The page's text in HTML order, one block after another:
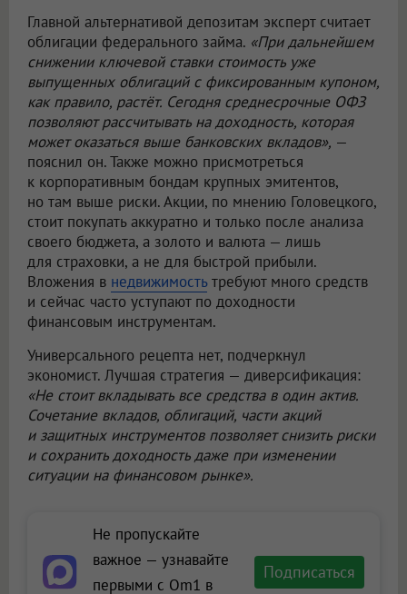
Главной альтернативой депозитам эксперт считает
облигации федерального займа. «При дальнейшем
снижении ключевой ставки стоимость уже
выпущенных облигаций с фиксированным купоном,
как правило, растёт. Сегодня среднесрочные ОФЗ
позволяют рассчитывать на доходность, которая
может оказаться выше банковских вкладов», —
пояснил он. Также можно присмотреться
к корпоративным бондам крупных эмитентов,
но там выше риски. Акции, по мнению Головецкого,
стоит покупать аккуратно и только после анализа
своего бюджета, а золото и валюта — лишь
для страховки, а не для быстрой прибыли.
Вложения в недвижимостьтребуют много средств
и сейчас часто уступают по доходности
финансовым инструментам.
Универсального рецепта нет, подчеркнул
экономист. Лучшая стратегия — диверсификация:
«Не стоит вкладывать все средства в один актив.
Сочетание вкладов, облигаций, части акций
и защитных инструментов позволяет снизить риски
и сохранить доходность даже при изменении
ситуации на финансовом рынке».
Не пропускайте
важное — узнавайте
первыми с Om1 в
Подписаться